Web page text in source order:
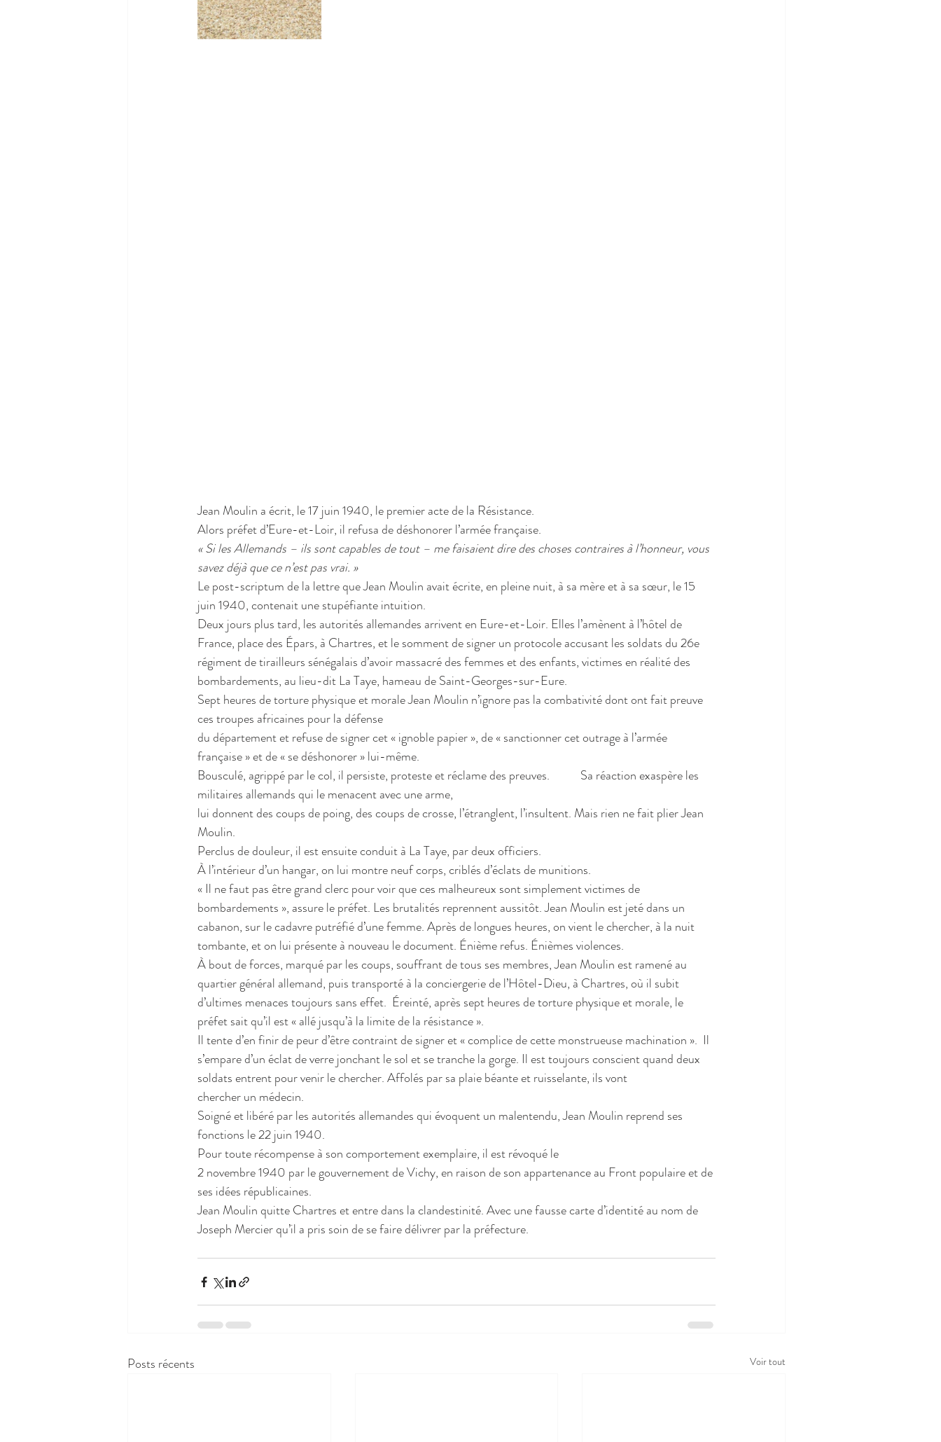
Jean Moulin a écrit, le 17 juin 1940, le premier acte de la Résistance.
Alors préfet d’Eure-et-Loir, il refusa de déshonorer l’armée française.
« Si les Allemands – ils sont capables de tout – me faisaient dire des choses contraires à l’honneur, vous
savez déjà que ce n’est pas vrai. »
Le post-scriptum de la lettre que Jean Moulin avait écrite, en pleine nuit, à sa mère et à sa sœur, le 15
juin 1940, contenait une stupéfiante intuition.
Deux jours plus tard, les autorités allemandes arrivent en Eure-et-Loir. Elles l’amènent à l’hôtel de
France, place des Épars, à Chartres, et le somment de signer un protocole accusant les soldats du 26e
régiment de tirailleurs sénégalais d’avoir massacré des femmes et des enfants, victimes en réalité des
bombardements, au lieu-dit La Taye, hameau de Saint-Georges-sur-Eure.
Sept heures de torture physique et morale Jean Moulin n’ignore pas la combativité dont ont fait preuve
ces troupes africaines pour la défense
du département et refuse de signer cet « ignoble papier », de « sanctionner cet outrage à l’armée
française » et de « se déshonorer » lui-même.
Bousculé, agrippé par le col, il persiste, proteste et réclame des preuves.           Sa réaction exaspère les
militaires allemands qui le menacent avec une arme,
lui donnent des coups de poing, des coups de crosse, l’étranglent, l’insultent. Mais rien ne fait plier Jean
Moulin.
Perclus de douleur, il est ensuite conduit à La Taye, par deux officiers.
À l’intérieur d’un hangar, on lui montre neuf corps, criblés d’éclats de munitions.
« Il ne faut pas être grand clerc pour voir que ces malheureux sont simplement victimes de
bombardements », assure le préfet. Les brutalités reprennent aussitôt. Jean Moulin est jeté dans un
cabanon, sur le cadavre putréfié d’une femme. Après de longues heures, on vient le chercher, à la nuit
tombante, et on lui présente à nouveau le document. Énième refus. Énièmes violences.
À bout de forces, marqué par les coups, souffrant de tous ses membres, Jean Moulin est ramené au
quartier général allemand, puis transporté à la conciergerie de l’Hôtel-Dieu, à Chartres, où il subit
d’ultimes menaces toujours sans effet.  Éreinté, après sept heures de torture physique et morale, le
préfet sait qu’il est « allé jusqu’à la limite de la résistance ».
Il tente d’en finir de peur d’être contraint de signer et « complice de cette monstrueuse machination ».  Il
s’empare d’un éclat de verre jonchant le sol et se tranche la gorge. Il est toujours conscient quand deux
soldats entrent pour venir le chercher. Affolés par sa plaie béante et ruisselante, ils vont
chercher un médecin.
Soigné et libéré par les autorités allemandes qui évoquent un malentendu, Jean Moulin reprend ses
fonctions le 22 juin 1940.
Pour toute récompense à son comportement exemplaire, il est révoqué le
2 novembre 1940 par le gouvernement de Vichy, en raison de son appartenance au Front populaire et de
ses idées républicaines.
Jean Moulin quitte Chartres et entre dans la clandestinité. Avec une fausse carte d’identité au nom de
Joseph Mercier qu’il a pris soin de se faire délivrer par la préfecture.
Posts récents Voir tout